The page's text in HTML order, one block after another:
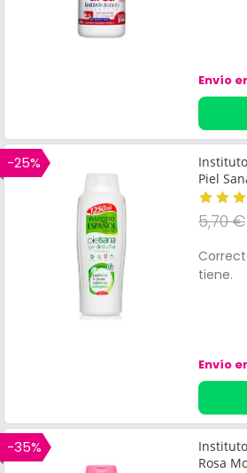
Envío
-25%
Piel
5,70 €
tiene.
Envío
-35%
Rosa